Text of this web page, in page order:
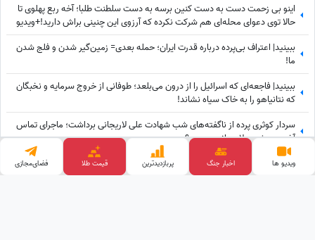
اینو بی زحمت دست به دست کنین برسه به دست سلطنت طلبا؛ آخه ربع پهلوی تا
حالا توی دعوای محله‌ای هم شرکت نکرده که آرزوی این چنینی براش دارید!+ویدیو
ببینید| اعتراف بی‌پرده درباره قدرت ایران؛ حمله بعدی= زمین‌گیر شدن و فلج شدن
ما!
ببینید| فاجعه‌ای که اسرائیل را از درون می‌بلعد؛ طوفانی از خروج سرمایه و نخبگان
که نتانیاهو را به خاک سیاه نشاند!
سردار کوثری پرده از ناگفته‌های شب شهادت علی لاریجانی برداشت؛ ماجرای تماس
آخر پسر شهید لاریجانی چه بود؟
پشیمانی مداح معروف از کاری که با لاریجانی در راهپیمایی اربعین کرد: کاش این کار
ویدیو ها اخبار جنگ پربازدید‌ترین قیمت طلا فضای‌مجازی